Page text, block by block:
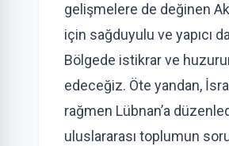
gelişmelere de değinen
için sağduyulu ve yapıcı
Bölgede istikrar ve
edeceğiz. Öte yandan,
rağmen Lübnan’a
uluslararası toplumun